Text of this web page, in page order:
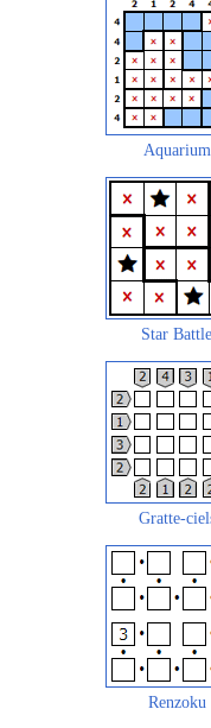
Aquarium
Star Battle
Gratte-
Renzoku